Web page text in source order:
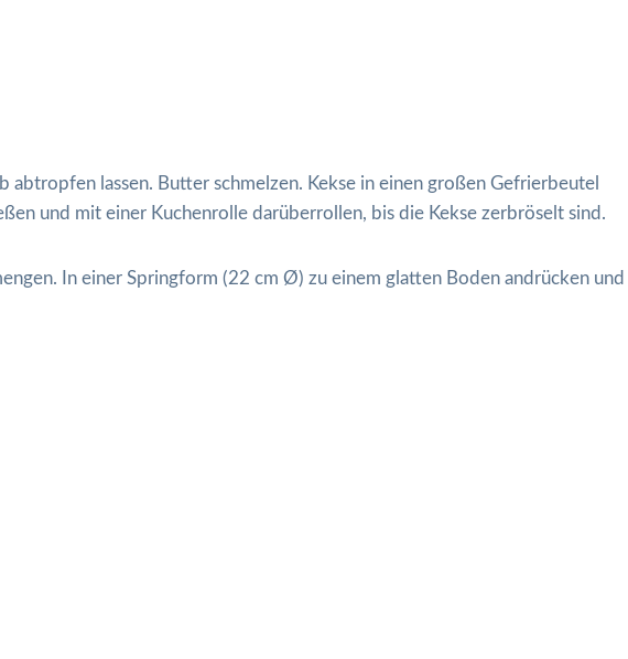
lassen. Butter schmelzen. Kekse in einen großen Gefrierbeutel
und mit einer Kuchenrolle darüberrollen, bis die Kekse zerbröselt sind.
In einer Springform (22 cm Ø) zu einem glatten Boden andrücken und